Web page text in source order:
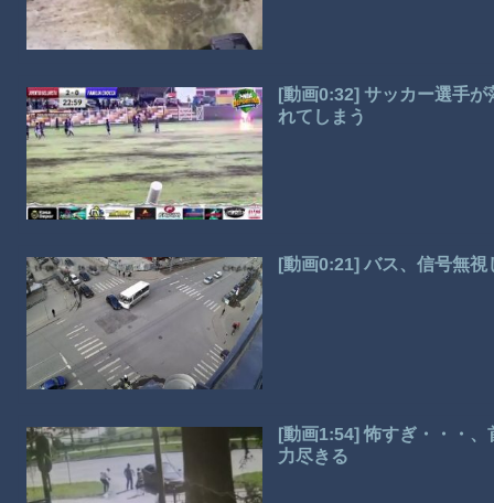
[動画0:32] サッカー選手
れてしまう
[動画0:21] バス、信号無視
[動画1:54] 怖すぎ・・・
力尽きる